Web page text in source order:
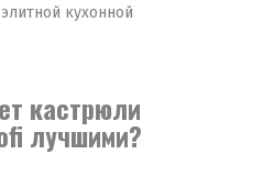
кухонной
кастрюли
лучшими?